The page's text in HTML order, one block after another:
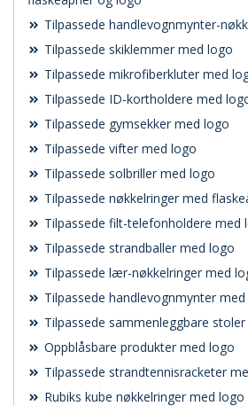
Tilpassede handlevognmynter-
Tilpassede skiklemmer med logo
Tilpassede mikrofiberkluter med
Tilpassede ID-kortholdere med
Tilpassede gymsekker med logo
Tilpassede vifter med logo
Tilpassede solbriller med logo
Tilpassede nøkkelringer med
Tilpassede filt-telefonholdere med
Tilpassede strandballer med logo
Tilpassede lær-nøkkelringer med
Tilpassede handlevognmynter
Tilpassede sammenleggbare
Oppblåsbare produkter med logo
Tilpassede strandtennisracketer
Rubiks kube nøkkelringer med logo